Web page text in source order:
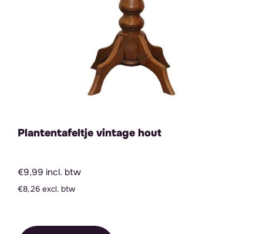
Plantentafeltje vintage hout
€9,99 incl. btw
€8,26 excl. btw